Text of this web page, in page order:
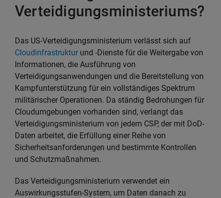
Verteidigungsministeriums?
Das US-Verteidigungsministerium verlässt sich auf
Cloudinfrastruktur und -Dienste für die Weitergabe von
Informationen, die Ausführung von
Verteidigungsanwendungen und die Bereitstellung von
Kampfunterstützung für ein vollständiges Spektrum
militärischer Operationen. Da ständig Bedrohungen für
Cloudumgebungen vorhanden sind, verlangt das
Verteidigungsministerium von jedem CSP, der mit DoD-
Daten arbeitet, die Erfüllung einer Reihe von
Sicherheitsanforderungen und bestimmte Kontrollen
und Schutzmaßnahmen.
Das Verteidigungsministerium verwendet ein
Auswirkungsstufen-System, um Daten danach zu